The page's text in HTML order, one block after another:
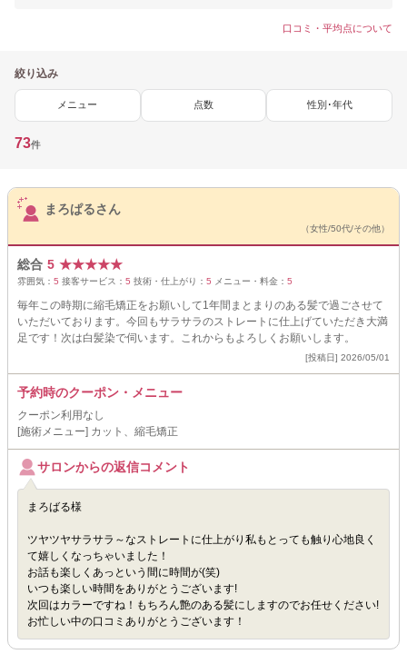
口コミ・平均点について
絞り込み
メニュー 点数 性別･年代
73件
サロンPick Up
まろぱるさん
（女性/50代/その他）
総合 5 ★★★★★
雰囲気： 5 接客サービス： 5 技術・仕上がり： 5 メニュー・料金： 5
毎年この時期に縮毛矯正をお願いして1年間まとまりのある髪で過ごさせて
いただいております。今回もサラサラのストレートに仕上げていただき大満
足です！次は白髪染で伺います。これからもよろしくお願いします。
[投稿日] 2026/05/01
予約時のクーポン・メニュー
クーポン利用なし
[施術メニュー] カット、縮毛矯正
サロンからの返信コメント
まろばる様
ツヤツヤサラサラ～なストレートに仕上がり私もとっても触り心地良く
て嬉しくなっちゃいました！
お話も楽しくあっという間に時間が(笑)
いつも楽しい時間をありがとうございます!
次回はカラーですね！もちろん艶のある髪にしますのでお任せください!
お忙しい中の口コミありがとうございます！